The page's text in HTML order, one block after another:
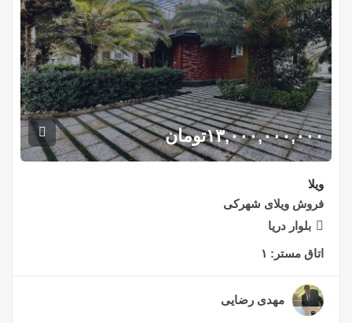
۱۳,۰۰۰,۰۰۰,۰۰۰تومان
ویلا
فروش ویلای شهرکی
بلوار دریا
اتاق مستر: ۱
مهدی رضایی